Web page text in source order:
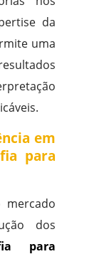
da
uma
em
para
mercado
dos
para